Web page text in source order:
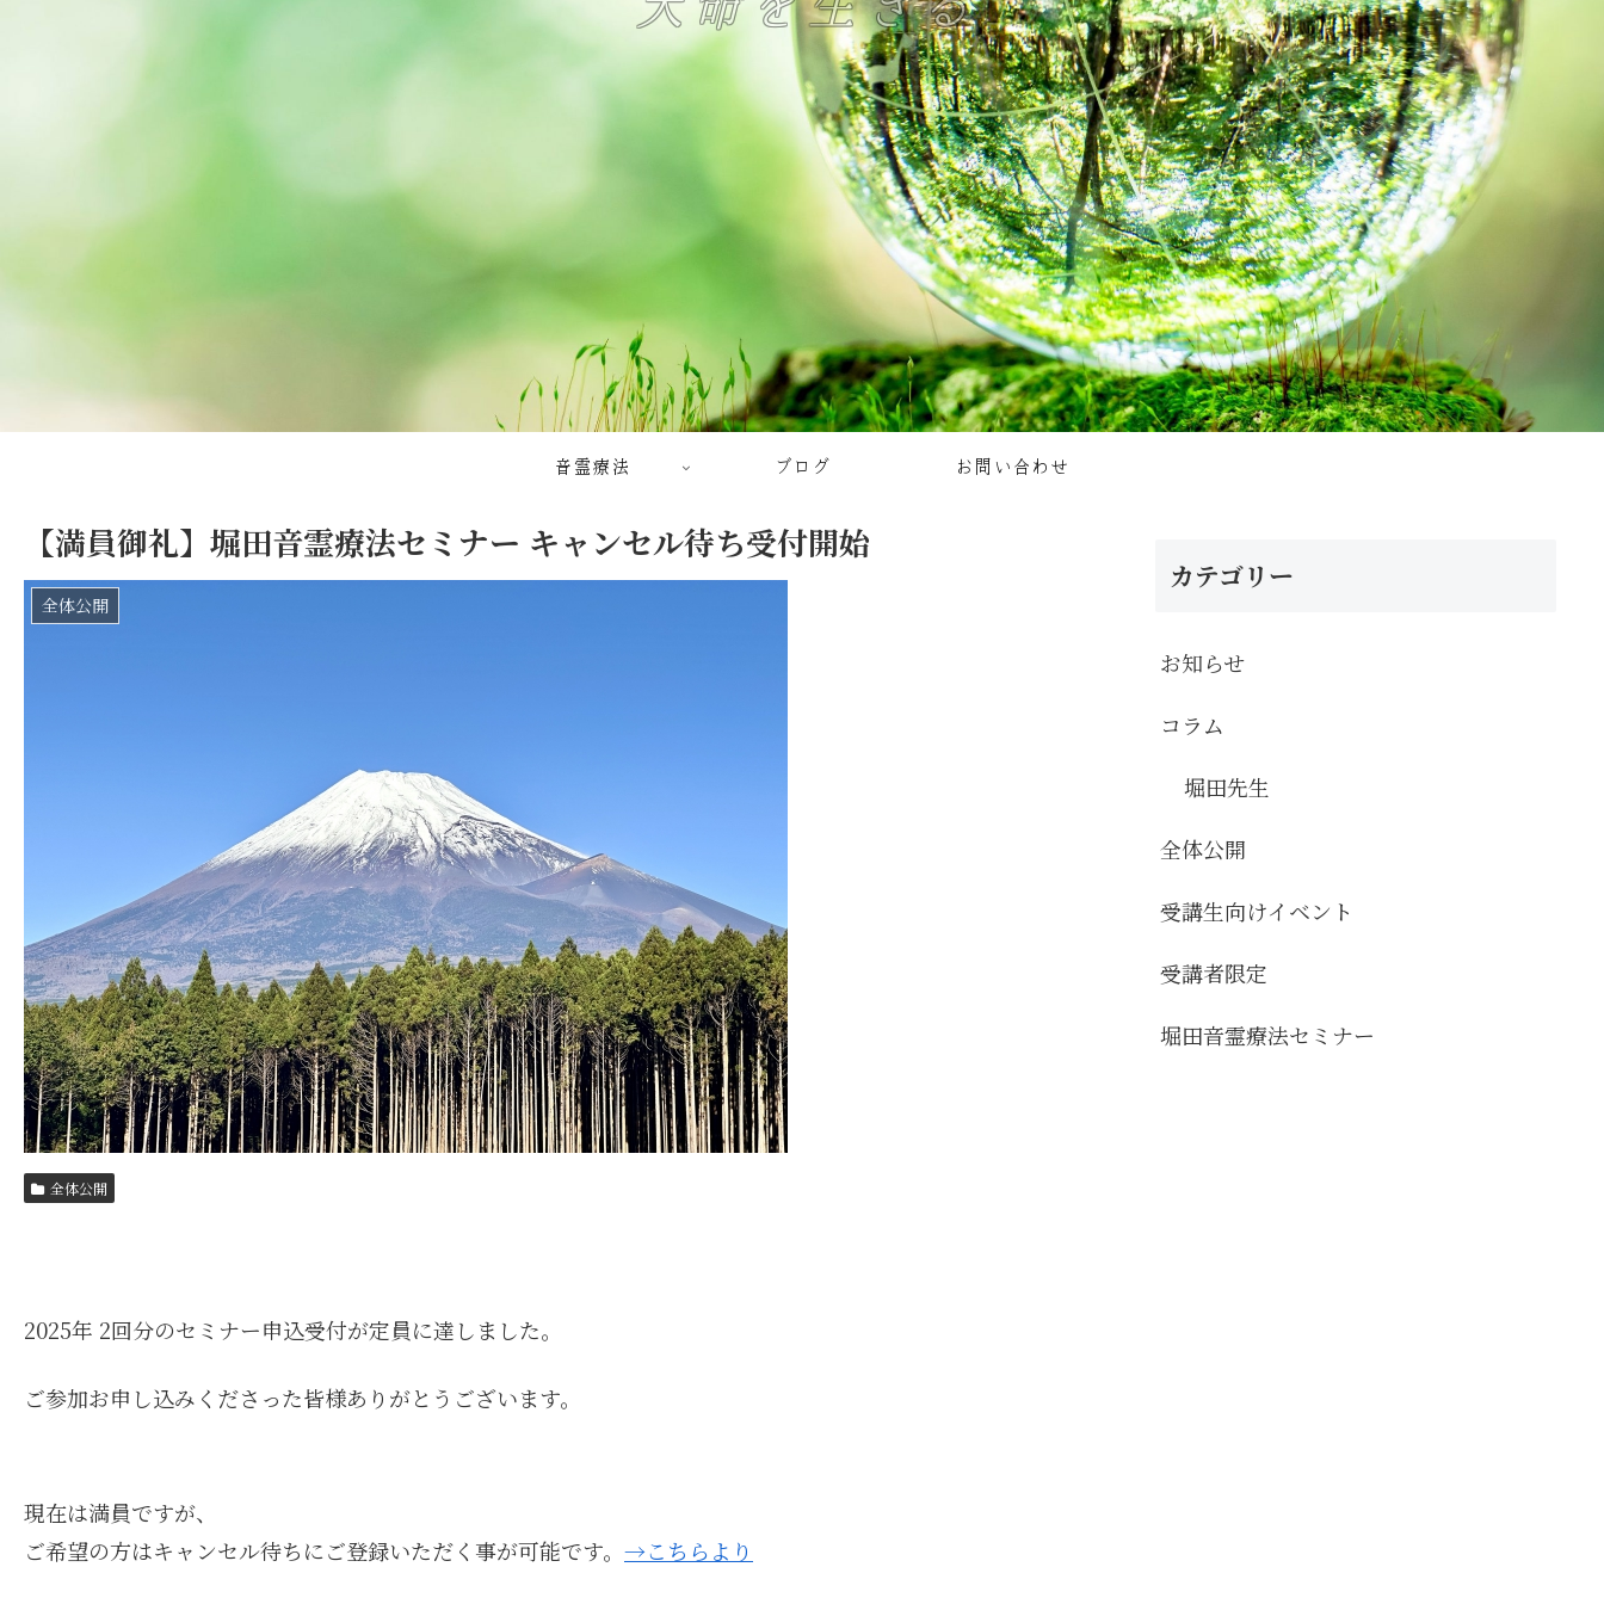
音霊療法 ブログ お問い合わせ
【満員御礼】堀田音霊療法セミナー キャンセル待ち受付開始
全体公開
全体公開
2025年 2回分のセミナー申込受付が定員に達しました。
ご参加お申し込みくださった皆様ありがとうございます。
現在は満員ですが、
ご希望の方はキャンセル待ちにご登録いただく事が可能です。 →こちらより
カテゴリー
お知らせ
コラム
堀田先生
全体公開
受講生向けイベント
受講者限定
堀田音霊療法セミナー